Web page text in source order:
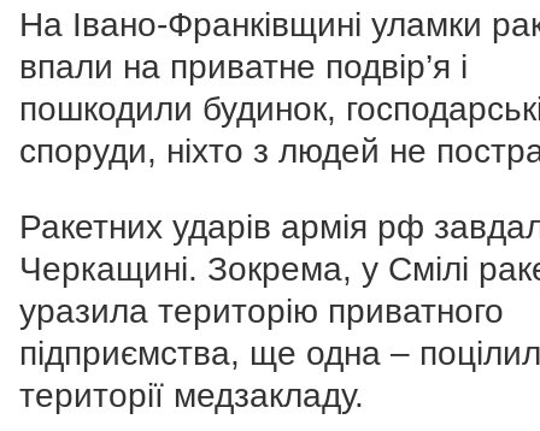
На Івано-Франківщині уламки
впали на приватне подвір’я і
пошкодили будинок,
споруди, ніхто з людей не
Ракетних ударів армія рф
Черкащині. Зокрема, у Смілі
уразила територію приватного
підприємства, ще одна –
території медзакладу.